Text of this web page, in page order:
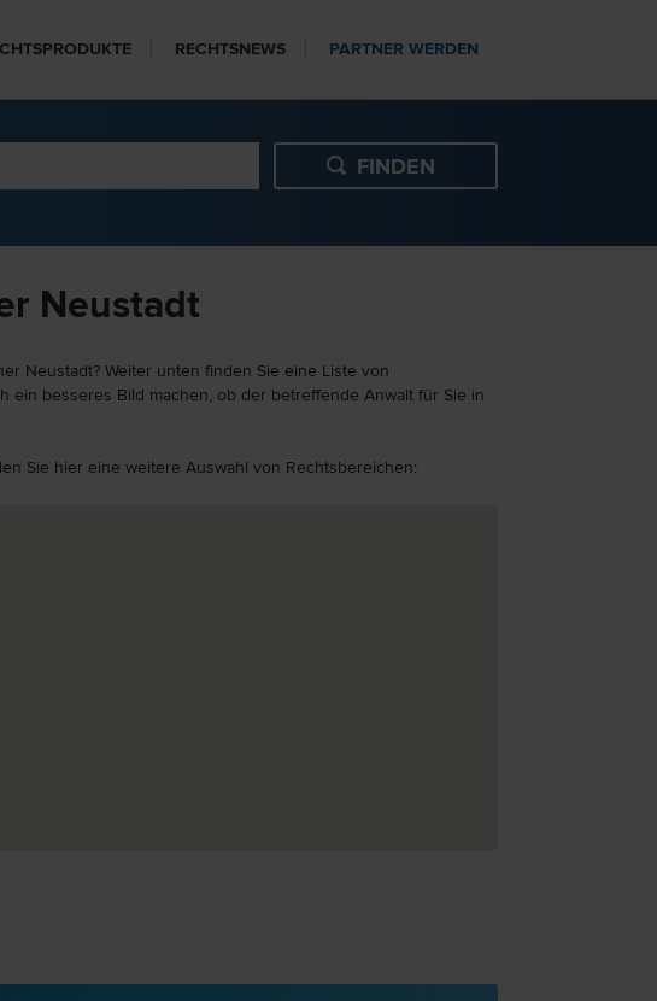
RECHTSNEWS PARTNER WERDEN
Neustadt
Neustadt? Weiter unten finden Sie eine Liste von
ein besseres Bild machen, ob der betreffende Anwalt für Sie in
Sie hier eine weitere Auswahl von Rechtsbereichen: